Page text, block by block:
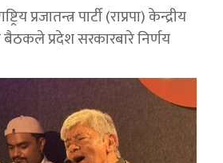
प्रजातन्त्र पार्टी (राप्रपा) केन्द्रीय
प्रदेश सरकारबारे निर्णय